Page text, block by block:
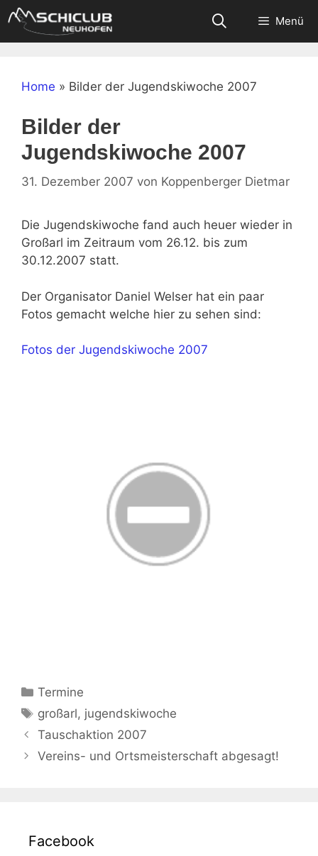
Zum
Inhalt
springen
Menü
Home » Bilder der Jugendskiwoche 2007
Bilder der
Jugendskiwoche 2007
31. Dezember 2007 von Koppenberger Dietmar
Die Jugendskiwoche fand auch heuer wieder in
Großarl im Zeitraum vom 26.12. bis zum
30.12.2007 statt.
Der Organisator Daniel Welser hat ein paar
Fotos gemacht welche hier zu sehen sind:
Fotos der Jugendskiwoche 2007
Kategorien
Termine
Schlagwörter
großarl, jugendskiwoche
Tauschaktion 2007
Vereins- und Ortsmeisterschaft abgesagt!
Facebook